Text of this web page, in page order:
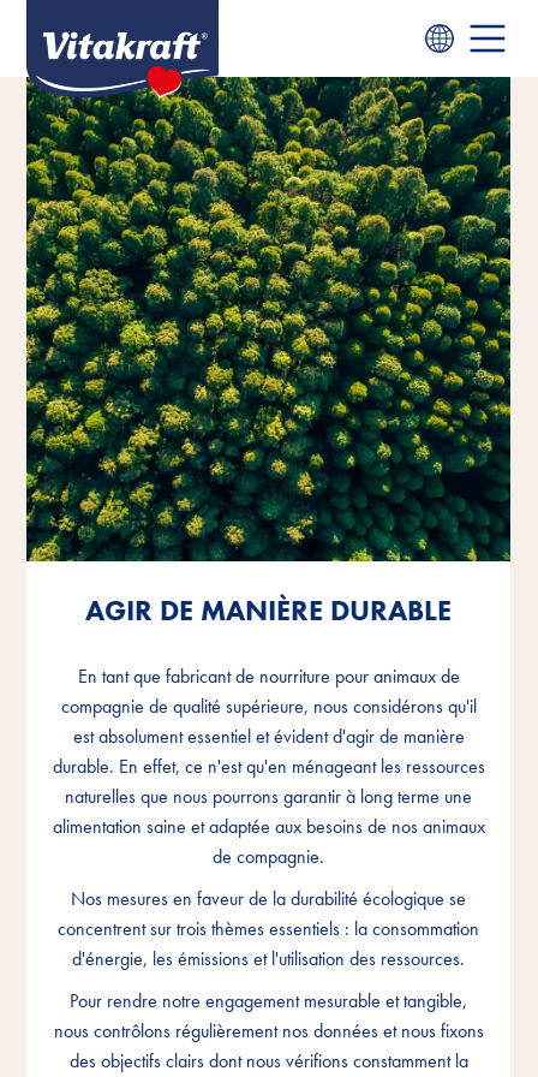
AGIR DE MANIÈRE DURABLE
En tant que fabricant de nourriture pour animaux de
compagnie de qualité supérieure, nous considérons qu'il
est absolument essentiel et évident d'agir de manière
durable. En effet, ce n'est qu'en ménageant les ressources
naturelles que nous pourrons garantir à long terme une
alimentation saine et adaptée aux besoins de nos animaux
de compagnie.
Nos mesures en faveur de la durabilité écologique se
concentrent sur trois thèmes essentiels : la consommation
d'énergie, les émissions et l'utilisation des ressources.
Pour rendre notre engagement mesurable et tangible,
nous contrôlons régulièrement nos données et nous fixons
des objectifs clairs dont nous vérifions constamment la
AGIR DE MANIÈRE DURABLE
En tant que fabricant de nourriture pour animaux de
compagnie de qualité supérieure, nous considérons qu'il
est absolument essentiel et évident d'agir de manière
durable. En effet, ce n'est qu'en ménageant les ressources
naturelles que nous pourrons garantir à long terme une
alimentation saine et adaptée aux besoins de nos animaux
de compagnie.
Nos mesures en faveur de la durabilité écologique se
concentrent sur trois thèmes essentiels : la consommation
d'énergie, les émissions et l'utilisation des ressources.
Pour rendre notre engagement mesurable et tangible,
nous contrôlons régulièrement nos données et nous fixons
des objectifs clairs dont nous vérifions constamment la
AGIR DE MANIÈRE DURABLE
En tant que fabricant de nourriture pour animaux de
compagnie de qualité supérieure, nous considérons qu'il
est absolument essentiel et évident d'agir de manière
durable. En effet, ce n'est qu'en ménageant les ressources
naturelles que nous pourrons garantir à long terme une
alimentation saine et adaptée aux besoins de nos animaux
de compagnie.
Nos mesures en faveur de la durabilité écologique se
concentrent sur trois thèmes essentiels : la consommation
d'énergie, les émissions et l'utilisation des ressources.
Pour rendre notre engagement mesurable et tangible,
nous contrôlons régulièrement nos données et nous fixons
des objectifs clairs dont nous vérifions constamment la